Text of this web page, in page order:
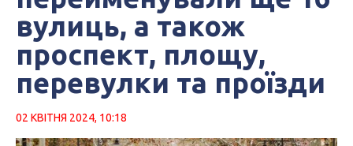
вулиць, а також
проспект, площу,
перевулки та проїзди
02 КВІТНЯ 2024, 10:18